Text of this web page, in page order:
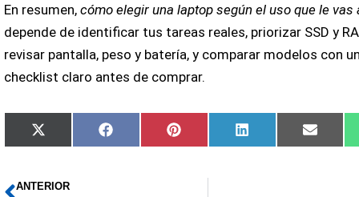
En resumen,cómo elegir una laptop según el uso que le vas
depende de identificar tus tareas reales, priorizar SSD y
revisar pantalla, peso y batería, y comparar modelos con
checklist claro antes de comprar.
Compartir
en
X
(Twitter)
Compartir
en
Facebook
Compartir
en
Pinterest
Compartir
en
LinkedIn
en
Email
ANTERIOR